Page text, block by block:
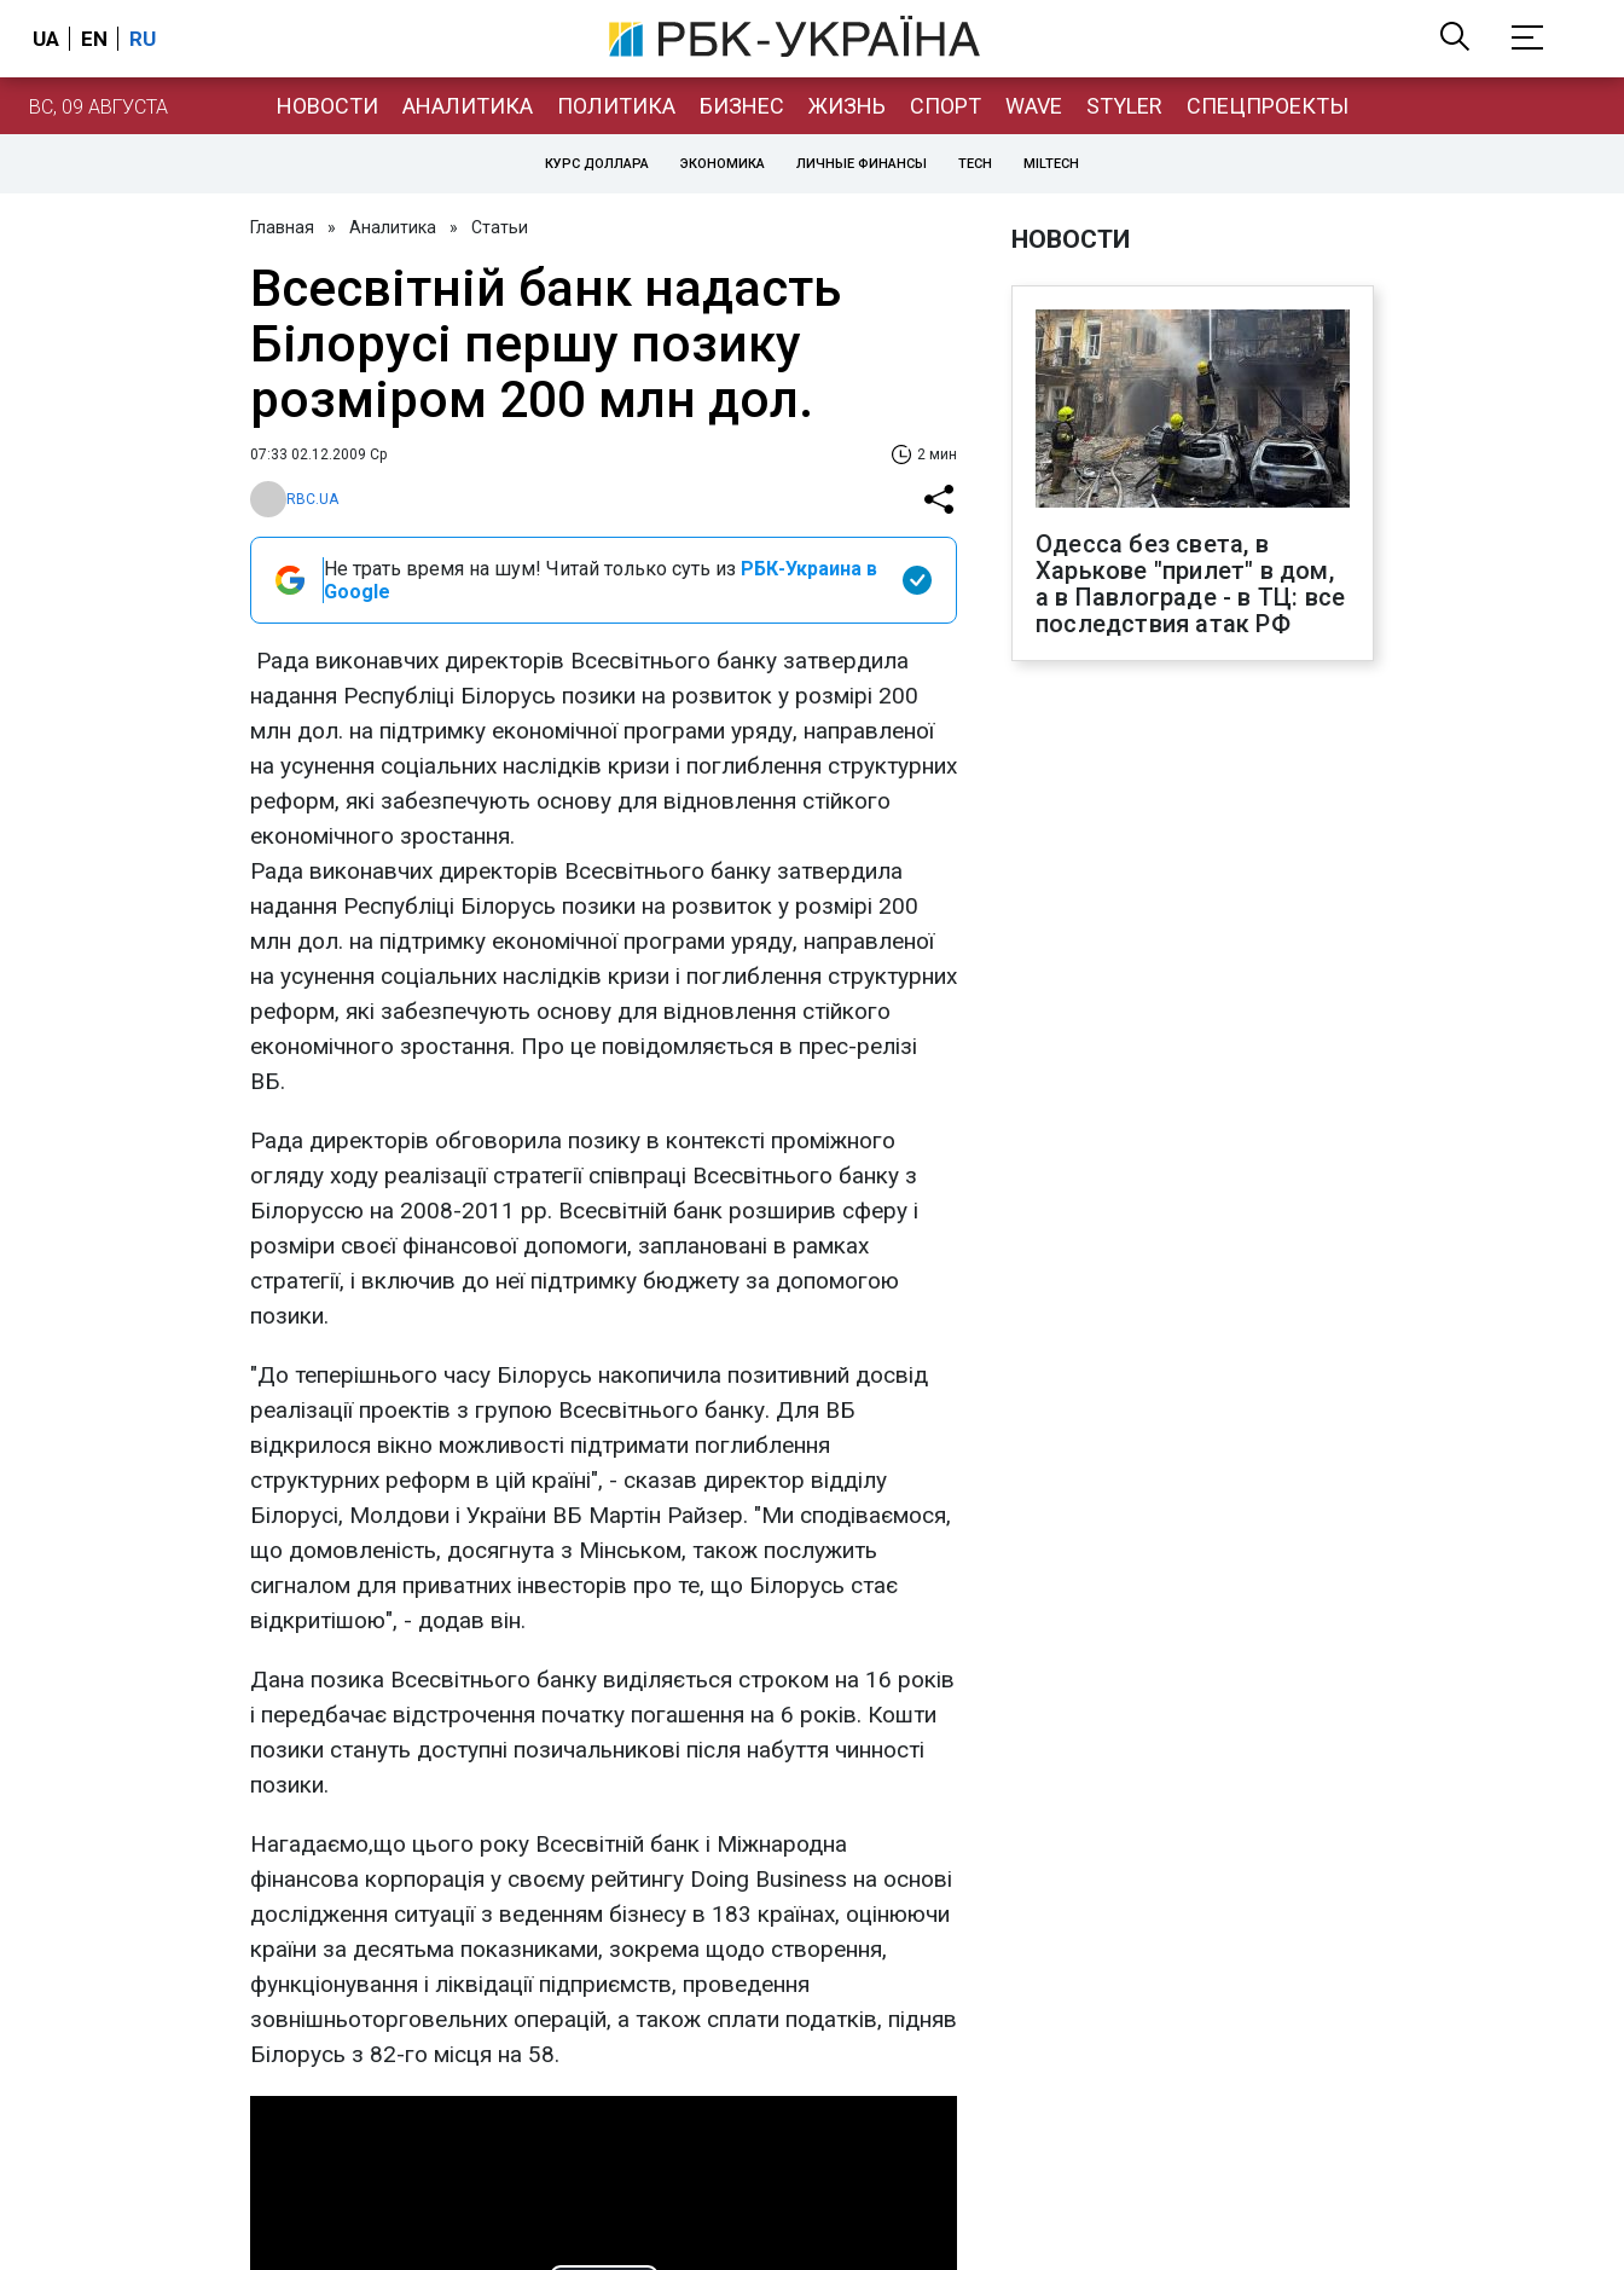
UA EN RU
ВС, 09 АВГУСТА НОВОСТИ АНАЛИТИКА ПОЛИТИКА БИЗНЕС ЖИЗНЬ СПОРТ WAVE STYLER СПЕЦПРОЕКТЫ
КУРС ДОЛЛАРА ЭКОНОМИКА ЛИЧНЫЕ ФИНАНСЫ TECH MILTECH
Главная » Аналитика » Статьи
Всесвітній банк надасть
Білорусі першу позику
розміром 200 млн дол.
07:33 02.12.2009 Ср 2 мин
RBC.UA
Не трать время на шум! Читай только суть из РБК-Украина в
Google
Рада виконавчих директорів Всесвітнього банку затвердила
надання Республіці Білорусь позики на розвиток у розмірі 200
млн дол. на підтримку економічної програми уряду, направленої
на усунення соціальних наслідків кризи і поглиблення структурних
реформ, які забезпечують основу для відновлення стійкого
економічного зростання.
Рада виконавчих директорів Всесвітнього банку затвердила
надання Республіці Білорусь позики на розвиток у розмірі 200
млн дол. на підтримку економічної програми уряду, направленої
на усунення соціальних наслідків кризи і поглиблення структурних
реформ, які забезпечують основу для відновлення стійкого
економічного зростання. Про це повідомляється в прес-релізі
ВБ.
Рада директорів обговорила позику в контексті проміжного
огляду ходу реалізації стратегії співпраці Всесвітнього банку з
Білоруссю на 2008-2011 рр. Всесвітній банк розширив сферу і
розміри своєї фінансової допомоги, заплановані в рамках
стратегії, і включив до неї підтримку бюджету за допомогою
позики.
"До теперішнього часу Білорусь накопичила позитивний досвід
реалізації проектів з групою Всесвітнього банку. Для ВБ
відкрилося вікно можливості підтримати поглиблення
структурних реформ в цій країні", - сказав директор відділу
Білорусі, Молдови і України ВБ Мартін Райзер. "Ми сподіваємося,
що домовленість, досягнута з Мінськом, також послужить
сигналом для приватних інвесторів про те, що Білорусь стає
відкритішою", - додав він.
Дана позика Всесвітнього банку виділяється строком на 16 років
і передбачає відстрочення початку погашення на 6 років. Кошти
позики стануть доступні позичальникові після набуття чинності
позики.
Нагадаємо,що цього року Всесвітній банк і Міжнародна
фінансова корпорація у своєму рейтингу Doing Business на основі
дослідження ситуації з веденням бізнесу в 183 країнах, оцінюючи
країни за десятьма показниками, зокрема щодо створення,
функціонування і ліквідації підприємств, проведення
зовнішньоторговельних операцій, а також сплати податків, підняв
Білорусь з 82-го місця на 58.
НОВОСТИ
Одесса без света, в
Харькове "прилет" в дом,
а в Павлограде - в ТЦ: все
последствия атак РФ